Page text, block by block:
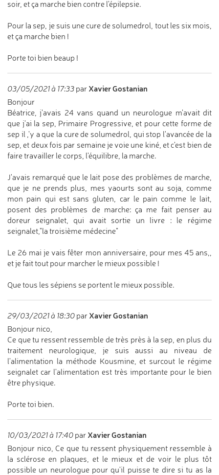
soir, et ça marche bien contre l'épilepsie.
Pour la sep, je suis une cure de solumedrol, tout les six mois,
et ça marche bien !
Porte toi bien beaup !
03/05/2021 à 17:33 par Xavier Gostanian
Bonjour
Béatrice, j'avais 24 vans quand un neurologue m'avait dit
que j'ai la sep, Primaire Progressive, et pour cette forme de
sep il ,'y a que la cure de solumedrol, qui stop l'avancée de la
sep, et deux fois par semaine je voie une kiné, et c'est bien de
faire travailler le corps, l'équilibre, la marche.
J'avais remarqué que le lait pose des problèmes de marche,
que je ne prends plus, mes yaourts sont au soja, comme
mon pain qui est sans gluten, car le pain comme le lait,
posent des problèmes de marche: ça me fait penser au
doreur seignalet, qui avait sortie un livre : le régime
seignalet,"la troisième médecine"
Le 26 mai je vais fêter mon anniversaire, pour mes 45 ans,,
et je fait tout pour marcher le mieux possible !
Que tous les sépiens se portent le mieux possible.
29/03/2021 à 18:30 par Xavier Gostanian
Bonjour nico,
Ce que tu ressent ressemble de très près à la sep, en plus du
traitement neurologique, je suis aussi au niveau de
l'alimentation la méthode Kousmine, et surcout le régime
seignalet car l'alimentation est très importante pour le bien
être physique.
Porte toi bien.
10/03/2021 à 17:40 par Xavier Gostanian
Bonjour nico, Ce que tu ressent physiquement ressemble à
la sclérose en plaques, et le mieux et de voir le plus tôt
possible un neurologue pour qu'il puisse te dire si tu as la